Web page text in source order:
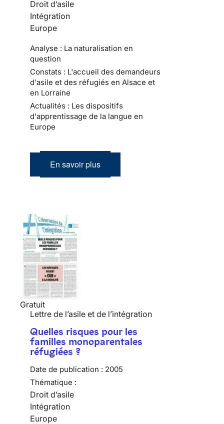
Droit d’asile
Intégration
Europe
Analyse : La naturalisation en
question
Constats : L'accueil des demandeurs
d'asile et des réfugiés en Alsace et
en Lorraine
Actualités : Les dispositifs
d'apprentissage de la langue en
Europe
En savoir plus
Gratuit
Lettre de l’asile et de l’intégration
Quelles risques pour les
familles monoparentales
réfugiées ?
Date de publication : 2005
Thématique :
Droit d’asile
Intégration
Europe